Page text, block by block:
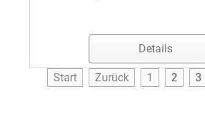
Details
Start Zurück 1 2 3